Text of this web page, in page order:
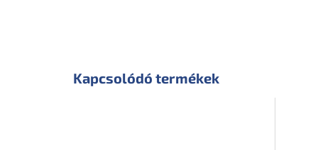
Kapcsolódó termékek